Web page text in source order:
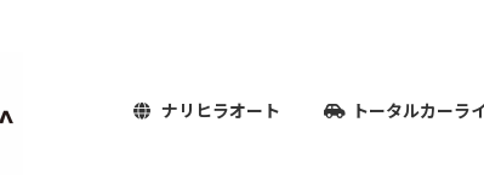
ナリヒラオート トータルカーラ